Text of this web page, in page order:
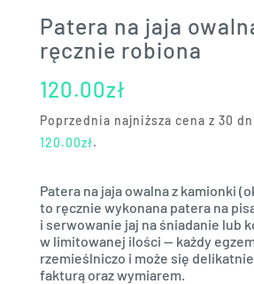
Patera na jaja
ręcznie robiona
120.00zł
Poprzednia najniższa cena z 30
120.00zł.
Patera na jaja owalna z kamionki
to ręcznie wykonana patera na
i serwowanie jaj na śniadanie lub
w limitowanej ilości — każdy
rzemieślniczo i może się
fakturą oraz wymiarem.